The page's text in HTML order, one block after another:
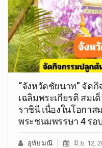
“จังหวัดชัยนาท” จัด
เฉลิมพระเกียรติ สมเ
ราชินี เนื่องในโอกาส
พระชนมพรรษา 4 รอ
อุทัย มณี มิ.ย. 12,